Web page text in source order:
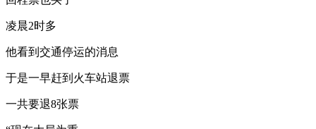
凌晨2时多
他看到交通停运的消息
于是一早赶到火车站退票
一共要退8张票